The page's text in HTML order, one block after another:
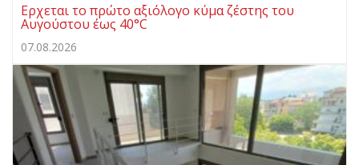
Ερχεται το πρώτο αξιόλογο κύμα ζέστης του
Αυγούστου έως 40°C
07.08.2026